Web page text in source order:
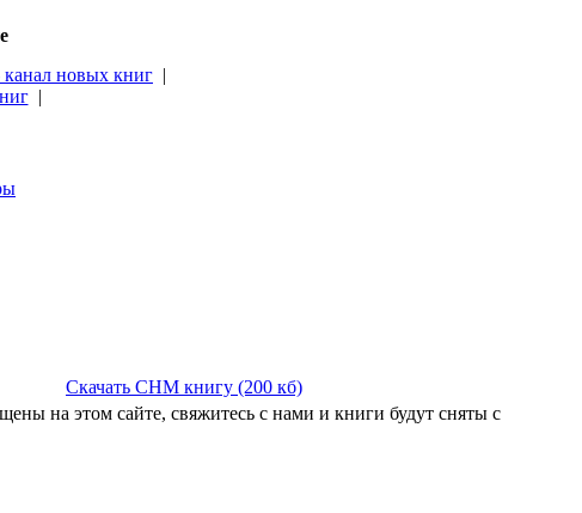
канал новых книг |
|
Скачать CHM книгу (200 кб)
на этом сайте, свяжитесь с нами и книги будут сняты с